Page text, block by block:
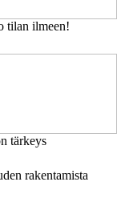
tilan ilmeen!
tärkeys
rakentamista